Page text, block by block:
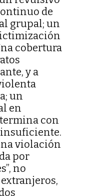
de
grupal; un
cobertura
y a
un
en
con
violación
por
no